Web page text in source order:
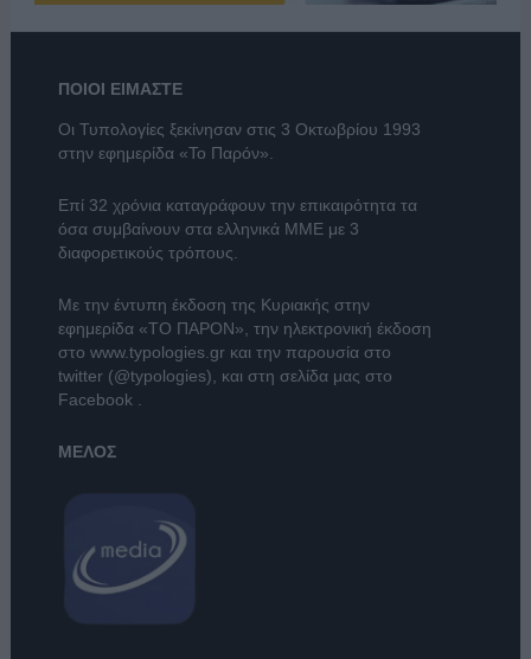
ΠΟΙΟΙ ΕΙΜΑΣΤΕ
Οι Τυπολογίες ξεκίνησαν στις 3 Οκτωβρίου 1993
στην εφημερίδα «Το Παρόν».
Επί 32 χρόνια καταγράφουν την επικαιρότητα τα
όσα συμβαίνουν στα ελληνικά ΜΜΕ με 3
διαφορετικούς τρόπους.
Με την έντυπη έκδοση της Κυριακής στην
εφημερίδα «ΤΟ ΠΑΡΟΝ» , την ηλεκτρονική έκδοση
στο www.typologies.grκαι την παρουσία στο
twitter (@typologies) , και στη σελίδα μας στο
Facebook
ΜΕΛΟΣ